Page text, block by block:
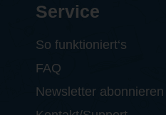
Service
So funktioniert‘s
FAQ
Newsletter abonnieren